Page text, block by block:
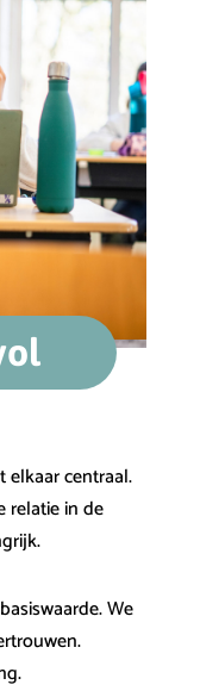
elkaar centraal.
relatie in de
We